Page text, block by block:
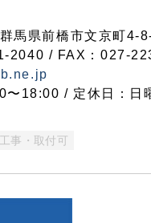
馬県前橋市文京町4-
2040 / FAX：027-
〜18:00 / 定休日：日
工事・取付可